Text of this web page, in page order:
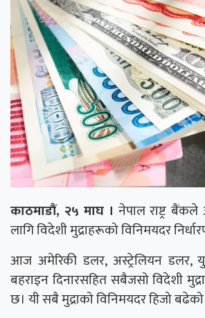
काठमाडौं, २५ माघ । नेपाल राष्ट्र
लागि विदेशी मुद्राहरूको विनिमयदर
आज अमेरिकी डलर, अस्ट्रेलियन डलर,
बहराइन दिनारसहित सबैजसो विदेशी
छ। यी सबै मुद्राको विनिमयदर हिजो बढेको